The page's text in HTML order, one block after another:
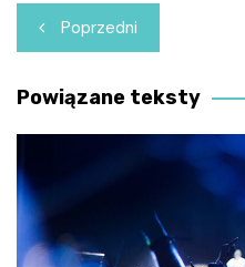
Nawigacja
wpisu
Poprzedni
Powiązane teksty